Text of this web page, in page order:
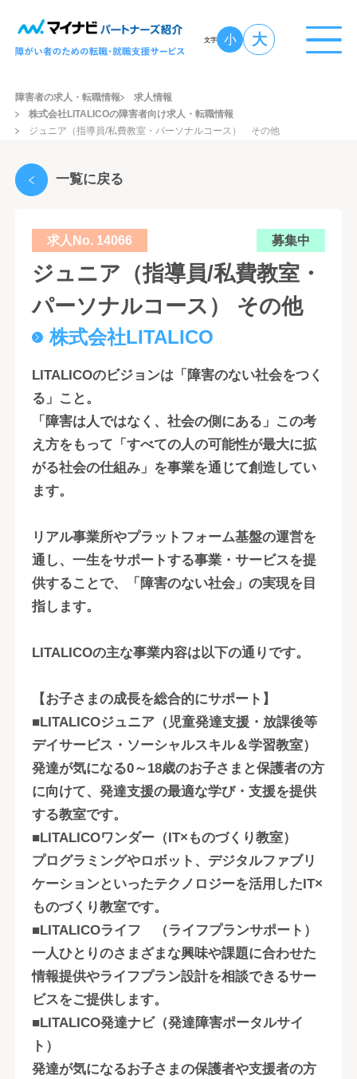
文字 小 大
障害者の求人・転職情報
求人情報
株式会社LITALICOの障害者向け求人・転職情報
ジュニア（指導員/私費教室・パーソナルコース） その他
一覧に戻る
求人No. 14066 募集中
ジュニア（指導員/私費教室・
パーソナルコース） その他
株式会社LITALICO
LITALICOのビジョンは「障害のない社会をつく
る」こと。
「障害は人ではなく、社会の側にある」この考
え方をもって「すべての人の可能性が最大に拡
がる社会の仕組み」を事業を通じて創造してい
ます。
リアル事業所やプラットフォーム基盤の運営を
通し、一生をサポートする事業・サービスを提
供することで、「障害のない社会」の実現を目
指します。
LITALICOの主な事業内容は以下の通りです。
【お子さまの成長を総合的にサポート】
■LITALICOジュニア（児童発達支援・放課後等
デイサービス・ソーシャルスキル＆学習教室）
発達が気になる0～18歳のお子さまと保護者の方
に向けて、発達支援の最適な学び・支援を提供
する教室です。
■LITALICOワンダー（IT×ものづくり教室）
プログラミングやロボット、デジタルファブリ
ケーションといったテクノロジーを活用したIT×
ものづくり教室です。
■LITALICOライフ （ライフプランサポート）
一人ひとりのさまざまな興味や課題に合わせた
情報提供やライフプラン設計を相談できるサー
ビスをご提供します。
■LITALICO発達ナビ（発達障害ポータルサイ
ト）
発達が気になるお子さまの保護者や支援者の方